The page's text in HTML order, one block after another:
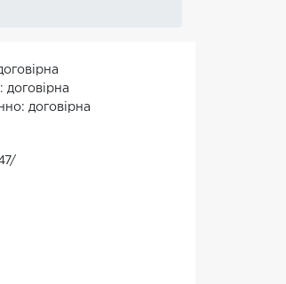
договірна
договірна